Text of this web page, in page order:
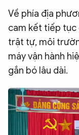
Về phía địa
cam kết tiếp tục
trật tự, môi
máy vận hành
gắn bó lâu dài.